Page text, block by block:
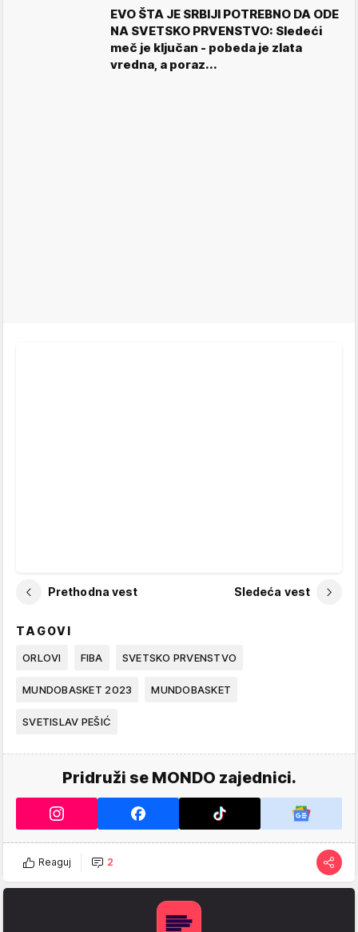
EVO ŠTA JE SRBIJI POTREBNO DA ODE
NA SVETSKO PRVENSTVO: Sledeći
meč je ključan - pobeda je zlata
vredna, a poraz...
Prethodna vest Sledeća vest
TAGOVI
ORLOVI FIBA SVETSKO PRVENSTVO
MUNDOBASKET 2023 MUNDOBASKET
SVETISLAV PEŠIĆ
Pridruži se MONDO zajednici.
Reaguj 2